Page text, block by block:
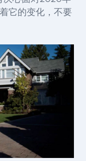
它的变化，不要